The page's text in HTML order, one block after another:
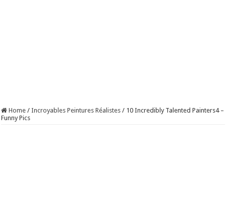
Home / Incroyables Peintures Réalistes / 10 Incredibly Talented Painters4 –
Funny Pics